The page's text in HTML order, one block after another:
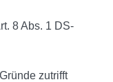
8 Abs. 1 DS-
zutrifft